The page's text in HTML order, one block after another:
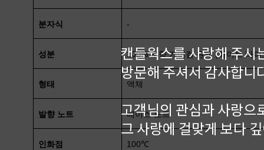
분자식 -
성분 100% 조향 케미컬 원액 (화이트 바
형태 액체
발향 노트 베이스 노트
인화점 100℃
캔들웍스를 사랑해 주시
방문해 주셔서 감사합니
고객님의 관심과 사랑으
그 사랑에 걸맞게 보다